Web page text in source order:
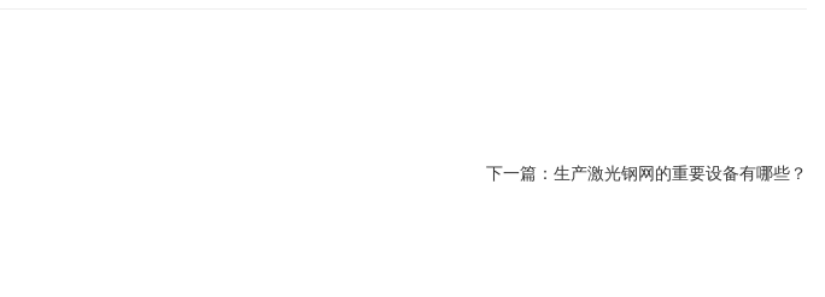
下一篇： 生产激光钢网的重要设备有哪些？